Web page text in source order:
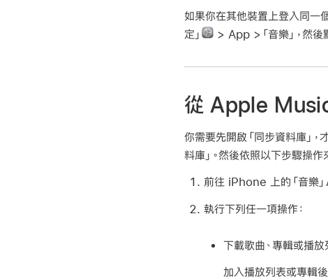
如果你在其他裝置上登入同一
定」
> App >「音樂」，然後
從 Apple
你需要先開啟「同步資料庫」
料庫」。然後依照以下步驟操作
前往 iPhone 上的「音樂
執行下列任一項操作：
下載歌曲、專輯或播放
加入播放列表或專輯